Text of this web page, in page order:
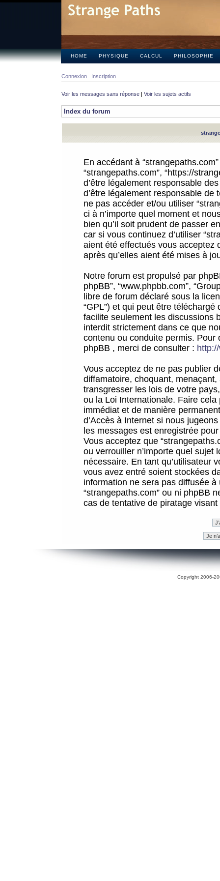
HOME PHYSIQUE CALCUL PHILOSOPHIE
Connexion Inscription
Voir les messages sans réponse | Voir les sujets actifs
Index du forum
En accédant à
“strangepaths.com”, “https://
d’être légalement responsable
d’être légalement responsable
ne pas accéder et/ou utiliser
ci à n’importe quel moment et
bien qu’il soit prudent de passer
car si vous continuez d’utiliser
aient été effectués vous acceptez
après qu’elles aient été mises à
Notre forum est propulsé par
phpBB”, “www.phpbb.com”,
libre de forum déclaré sous la
“GPL”) et qui peut être téléchargé
facilite seulement les discussions
interdit strictement dans ce que
contenu ou conduite permis.
phpBB , merci de consulter :
Vous acceptez de ne pas publier
diffamatoire, choquant,
transgresser les lois de votre
ou la Loi Internationale. Faire
immédiat et de manière
d’Accès à Internet si nous
les messages est enregistrée
Vous acceptez que
ou verrouiller n’importe quel sujet
nécessaire. En tant qu’utilisateur
vous avez entré soient stockées
information ne sera pas diffusée
“strangepaths.com” ou ni phpBB
cas de tentative de piratage
Copyright 2006-